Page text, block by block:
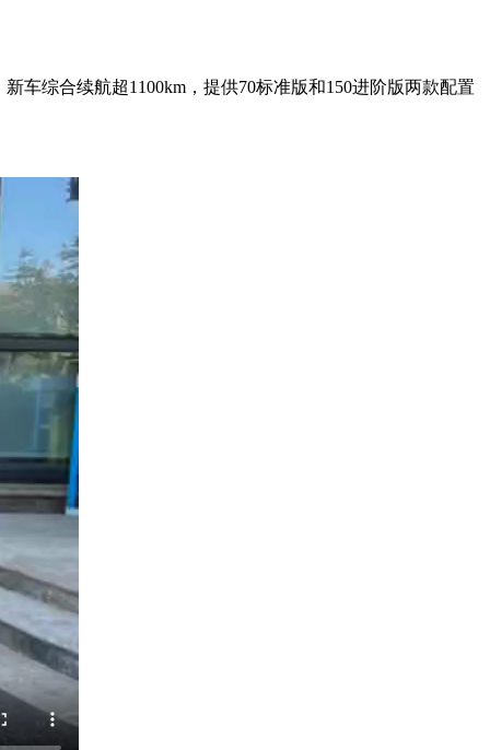
车综合续航超1100km，提供70标准版和150进阶版两款配置